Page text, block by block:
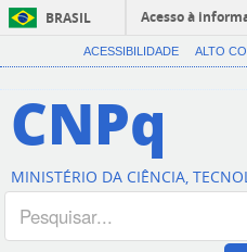
BRASIL
Acesso à
ACESSIBILIDADE ALTO
CNPq
MINISTÉRIO DA CIÊNCIA,